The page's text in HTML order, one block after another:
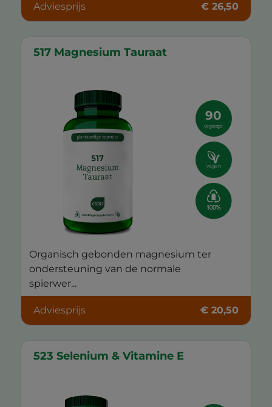
Adviesprijs € 26,50
517 Magnesium Tauraat
90
vegacaps
vegan
Organisch gebonden magnesium ter
ondersteuning van de normale
spierwer...
Adviesprijs € 20,50
523 Selenium & Vitamine E